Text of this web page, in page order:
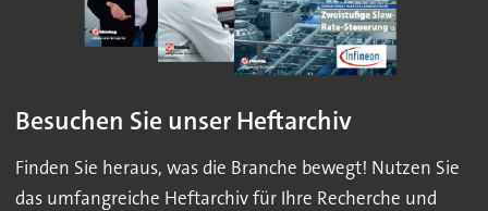
Besuchen Sie unser Heftarchiv
Finden Sie heraus, was die Branche bewegt! Nutzen Sie
das umfangreiche Heftarchiv für Ihre Recherche und